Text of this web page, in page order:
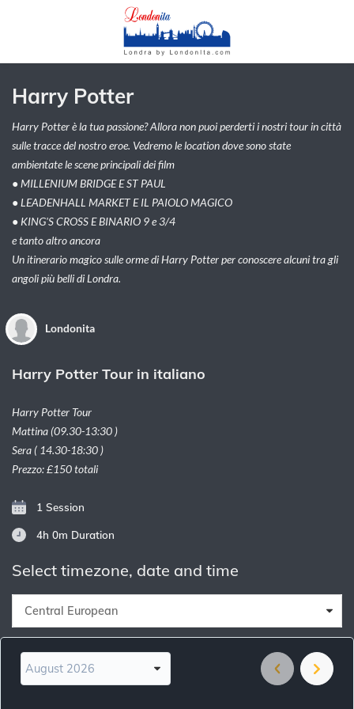
Harry Potter
Harry Potter è la tua passione? Allora non puoi perderti i nostri tour in città
sulle tracce del nostro eroe. Vedremo le location dove sono state
ambientate le scene principali dei film
● MILLENIUM BRIDGE E ST PAUL
● LEADENHALL MARKET E IL PAIOLO MAGICO
● KING'S CROSS E BINARIO 9 e 3/4
e tanto altro ancora
Un itinerario magico sulle orme di Harry Potter per conoscere alcuni tra gli
angoli più belli di Londra.
Londonita
Harry Potter Tour in italiano
Harry Potter Tour
Mattina (09.30-13:30 )
Sera ( 14.30-18:30 )
Prezzo: £150 totali
1 Session
4h 0m Duration
Select timezone, date and time
Central European
August 2026